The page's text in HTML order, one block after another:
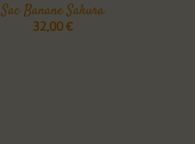
Sac Banane Sakura
32,00€